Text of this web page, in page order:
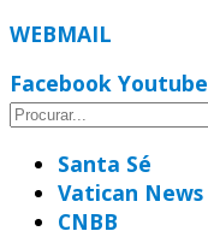
WEBMAIL
Facebook Youtube
Santa Sé
Vatican News
CNBB